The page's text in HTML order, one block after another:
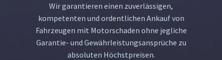
Wir garantieren einen zuverlässigen,
kompetenten und ordentlichen Ankauf von
Fahrzeugen mit Motorschaden ohne jegliche
Garantie- und Gewährleistungsansprüche zu
absoluten Höchstpreisen.